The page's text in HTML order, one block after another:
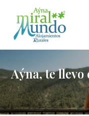
Aýna, te llevo